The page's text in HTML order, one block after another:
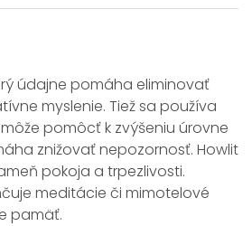
údajne pomáha eliminovať
myslenie. Tiež sa používa
pomôcť k zvýšeniu úrovne
znižovať nepozornosť. Howlit
pokoja a trpezlivosti.
meditácie či mimotelové
pamäť.